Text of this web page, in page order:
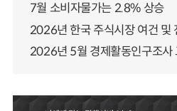
7월 소비자물가는 2.8% 상승
2026년 한국 주식시장 여건 및
2026년 5월 경제활동인구조사